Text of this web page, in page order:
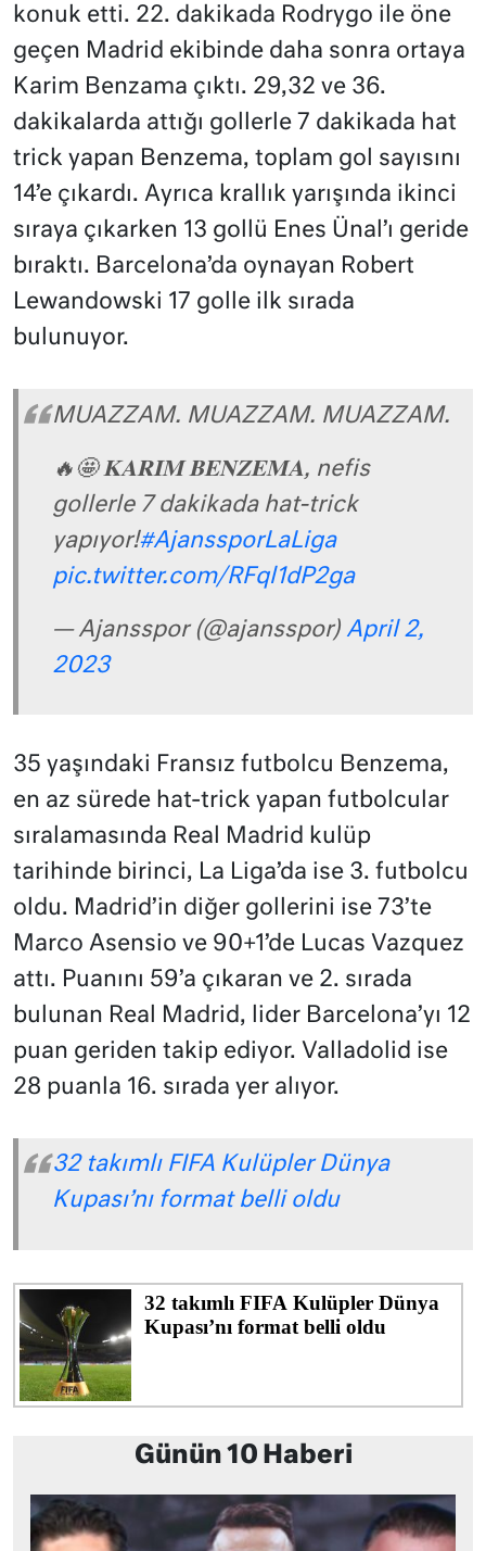
konuk etti. 22. dakikada Rodrygo ile öne
geçen Madrid ekibinde daha sonra ortaya
Karim Benzama çıktı. 29,32 ve 36.
dakikalarda attığı gollerle 7 dakikada hat
trick yapan Benzema, toplam gol sayısını
14’e çıkardı. Ayrıca krallık yarışında ikinci
sıraya çıkarken 13 gollü Enes Ünal’ı geride
bıraktı. Barcelona’da oynayan Robert
Lewandowski 17 golle ilk sırada
bulunuyor.
MUAZZAM. MUAZZAM. MUAZZAM.
🔥🤩 𝐊𝐀𝐑𝐈𝐌 𝐁𝐄𝐍𝐙𝐄𝐌𝐀, nefis
gollerle 7 dakikada hat-trick
yapıyor!#AjanssporLaLiga
pic.twitter.com/RFql1dP2ga
— Ajansspor (@ajansspor) April 2,
2023
35 yaşındaki Fransız futbolcu Benzema,
en az sürede hat-trick yapan futbolcular
sıralamasında Real Madrid kulüp
tarihinde birinci, La Liga’da ise 3. futbolcu
oldu. Madrid’in diğer gollerini ise 73’te
Marco Asensio ve 90+1’de Lucas Vazquez
attı. Puanını 59’a çıkaran ve 2. sırada
bulunan Real Madrid, lider Barcelona’yı 12
puan geriden takip ediyor. Valladolid ise
28 puanla 16. sırada yer alıyor.
32 takımlı FIFA Kulüpler Dünya
Kupası’nı format belli oldu
Günün 10 Haberi